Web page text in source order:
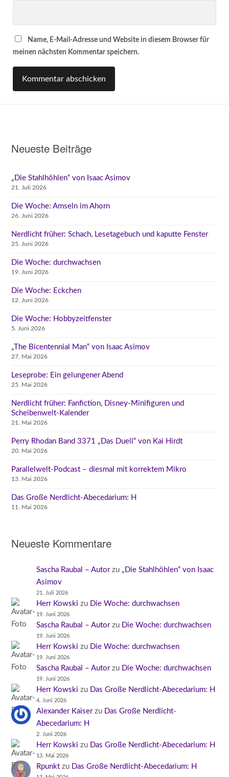
Name, E-Mail-Adresse und Website in diesem Browser für
meinen nächsten Kommentar speichern.
Neueste Beiträge
„Die Stahlhöhlen“ von Isaac Asimov
21. Juli 2026
Die Woche: Amseln im Ahorn
26. Juni 2026
Nerdlicht früher: Schach, Lesetagebuch und kaputte Fenster
25. Juni 2026
Die Woche: durchwachsen
19. Juni 2026
Die Woche: Eckchen
12. Juni 2026
Die Woche: Hobbyzeitfenster
5. Juni 2026
„The Bicentennial Man“ von Isaac Asimov
27. Mai 2026
Leseprobe: Ein gelungener Abend
25. Mai 2026
Nerdlicht früher: Fanfiction, Disney-Minifiguren und
Scheibenwelt-Kalender
21. Mai 2026
Perry Rhodan Band 3371 „Das Duell“ von Kai Hirdt
20. Mai 2026
Parallelwelt-Podcast – diesmal mit korrektem Mikro
13. Mai 2026
Das Große Nerdlicht-Abecedarium: H
11. Mai 2026
Neueste Kommentare
Sascha Raubal – Autorzu „Die Stahlhöhlen“ von Isaac
Asimov
21. Juli 2026
Herr Kowski zu Die Woche: durchwachsen
19. Juni 2026
Sascha Raubal – Autorzu Die Woche: durchwachsen
19. Juni 2026
Herr Kowski zu Die Woche: durchwachsen
19. Juni 2026
Sascha Raubal – Autorzu Die Woche: durchwachsen
19. Juni 2026
Herr Kowski zu Das Große Nerdlicht-Abecedarium: H
4. Juni 2026
Alexander Kaiserzu Das Große Nerdlicht-
Abecedarium: H
2. Juni 2026
Herr Kowski zu Das Große Nerdlicht-Abecedarium: H
13. Mai 2026
Rpunkt zu Das Große Nerdlicht-Abecedarium: H